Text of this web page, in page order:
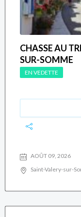
CHASSE AU
SUR-SOMME
EN VEDETTE
AOÛT 09, 2026
Saint-Valery-sur-